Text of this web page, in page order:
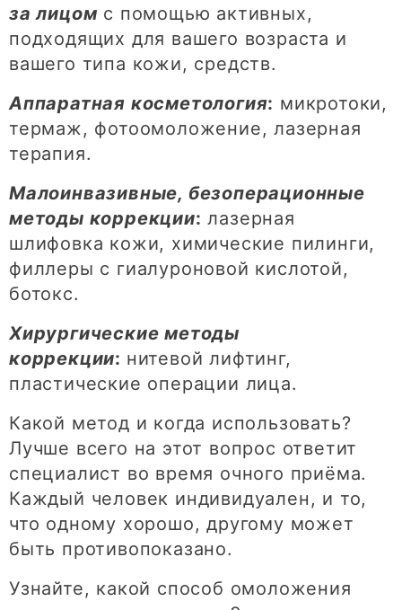
за лицом с помощью активных,
подходящих для вашего возраста и
вашего типа кожи, средств.
Аппаратная косметология: микротоки,
термаж, фотоомоложение, лазерная
терапия.
Малоинвазивные, безоперационные
методы коррекции: лазерная
шлифовка кожи, химические пилинги,
филлеры с гиалуроновой кислотой,
ботокс.
Хирургические методы
коррекции: нитевой лифтинг,
пластические операции лица.
Какой метод и когда использовать?
Лучше всего на этот вопрос ответит
специалист во время очного приёма.
Каждый человек индивидуален, и то,
что одному хорошо, другому может
быть противопоказано.
Узнайте, какой способ омоложения